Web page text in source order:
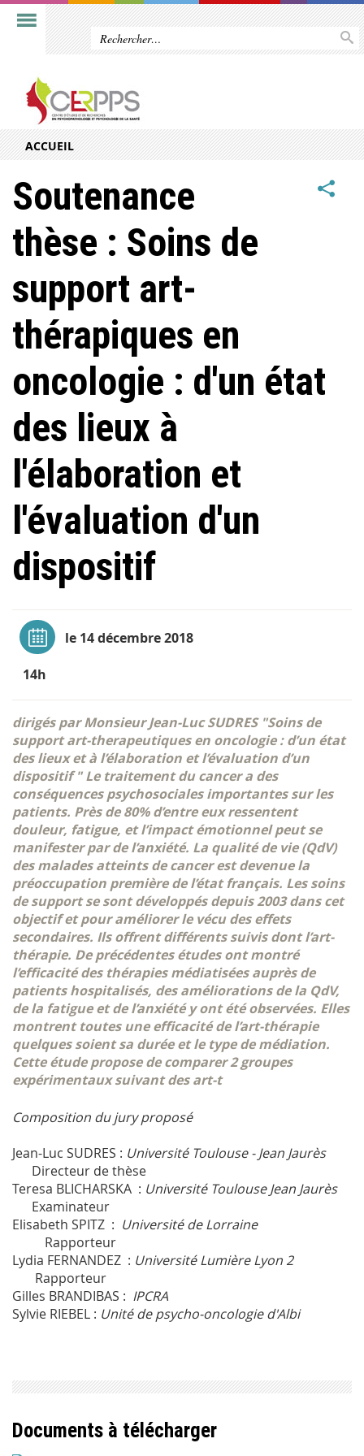
ACCUEIL
Soutenance
thèse : Soins de
support art-
thérapiques en
oncologie : d'un état
des lieux à
l'élaboration et
l'évaluation d'un
dispositif
le 14 décembre 2018
14h
dirigés par Monsieur Jean-Luc SUDRES "Soins de
support art-therapeutiques en oncologie : d’un état
des lieux et à l’élaboration et l’évaluation d’un
dispositif " Le traitement du cancer a des
conséquences psychosociales importantes sur les
patients. Près de 80% d’entre eux ressentent
douleur, fatigue, et l’impact émotionnel peut se
manifester par de l’anxiété. La qualité de vie (QdV)
des malades atteints de cancer est devenue la
préoccupation première de l’état français. Les soins
de support se sont développés depuis 2003 dans cet
objectif et pour améliorer le vécu des effets
secondaires. Ils offrent différents suivis dont l’art-
thérapie. De précédentes études ont montré
l’efficacité des thérapies médiatisées auprès de
patients hospitalisés, des améliorations de la QdV,
de la fatigue et de l’anxiété y ont été observées. Elles
montrent toutes une efficacité de l’art-thérapie
quelques soient sa durée et le type de médiation.
Cette étude propose de comparer 2 groupes
expérimentaux suivant des art-t
Composition du jury proposé
Jean-Luc SUDRES : Université Toulouse - Jean Jaurès
Directeur de thèse
Teresa BLICHARSKA : Université Toulouse Jean Jaurès
Examinateur
Elisabeth SPITZ : Université de Lorraine
Rapporteur
Lydia FERNANDEZ : Université Lumière Lyon 2
Rapporteur
Gilles BRANDIBAS : IPCRA
Sylvie RIEBEL : Unité de psycho-oncologie d'Albi
Documents à télécharger